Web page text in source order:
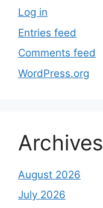
Log in
Entries feed
Comments feed
WordPress.org
Archives
August 2026
July 2026